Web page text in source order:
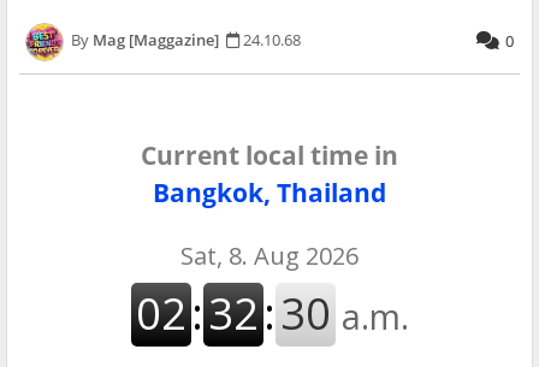
Mag [Maggazine] 24.10.68 0
Current local time in
Bangkok, Thailand